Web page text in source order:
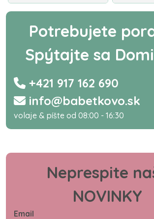
Potrebujete
Spýtajte sa
+421 917 162 690
info@babetkovo.sk
volaje & píšte od 08:00 - 16:30
Neprespite
NOVINKY
Email